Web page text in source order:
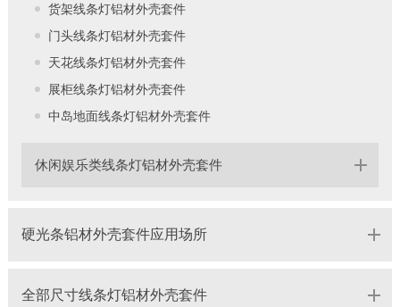
货架线条灯铝材外壳套件
门头线条灯铝材外壳套件
天花线条灯铝材外壳套件
展柜线条灯铝材外壳套件
中岛地面线条灯铝材外壳套件
休闲娱乐类线条灯铝材外壳套件
硬光条铝材外壳套件应用场所
全部尺寸线条灯铝材外壳套件